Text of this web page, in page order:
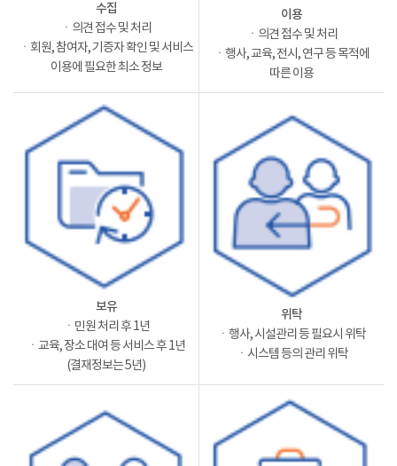
수집
ㆍ의견 접수 및 처리
ㆍ회원, 참여자, 기증자 확인 및 서비스
이용에 필요한 최소 정보
이용
ㆍ의견 접수 및 처리
ㆍ행사, 교육, 전시, 연구 등 목적에
따른 이용
보유
ㆍ민원 처리 후 1년
ㆍ교육, 장소 대여 등 서비스 후 1년
(결재정보는 5년)
위탁
ㆍ행사, 시설관리 등 필요시 위탁
ㆍ시스템 등의 관리 위탁